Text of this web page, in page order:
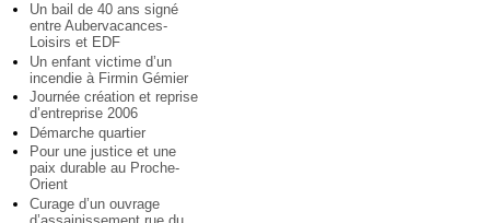
Un bail de 40 ans signé
entre Aubervacances-
Loisirs et EDF
Un enfant victime d’un
incendie à Firmin Gémier
Journée création et reprise
d’entreprise 2006
Démarche quartier
Pour une justice et une
paix durable au Proche-
Orient
Curage d’un ouvrage